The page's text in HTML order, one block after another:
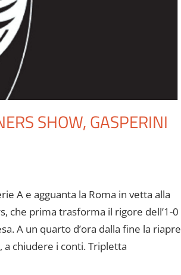
SHOW, GASPERINI
A e agguanta la Roma in vetta alla
che prima trasforma il rigore dell’1-0
A un quarto d’ora dalla fine la riapre
a chiudere i conti. Tripletta